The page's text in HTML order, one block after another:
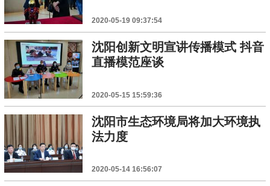
2020-05-19 09:37:54
沈阳创新文明宣讲传播模式 抖音
直播模范座谈
2020-05-15 15:59:36
沈阳市生态环境局将加大环境执
法力度
2020-05-14 16:56:07